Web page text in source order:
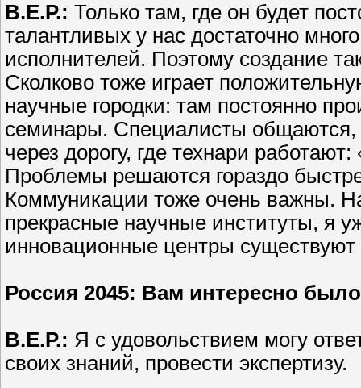
В.Е.Р.: Только там, где он будет
талантливых у нас достаточно
исполнителей. Поэтому создание
Сколково тоже играет
научные городки: там постоянно
семинары. Специалисты
через дорогу, где технари
Проблемы решаются гораздо
Коммуникации тоже очень важны.
прекрасные научные институты, я
инновационные центры
Россия 2045: Вам интересно
В.Е.Р.: Я с удовольствием могу
своих знаний, провести экспертизу.